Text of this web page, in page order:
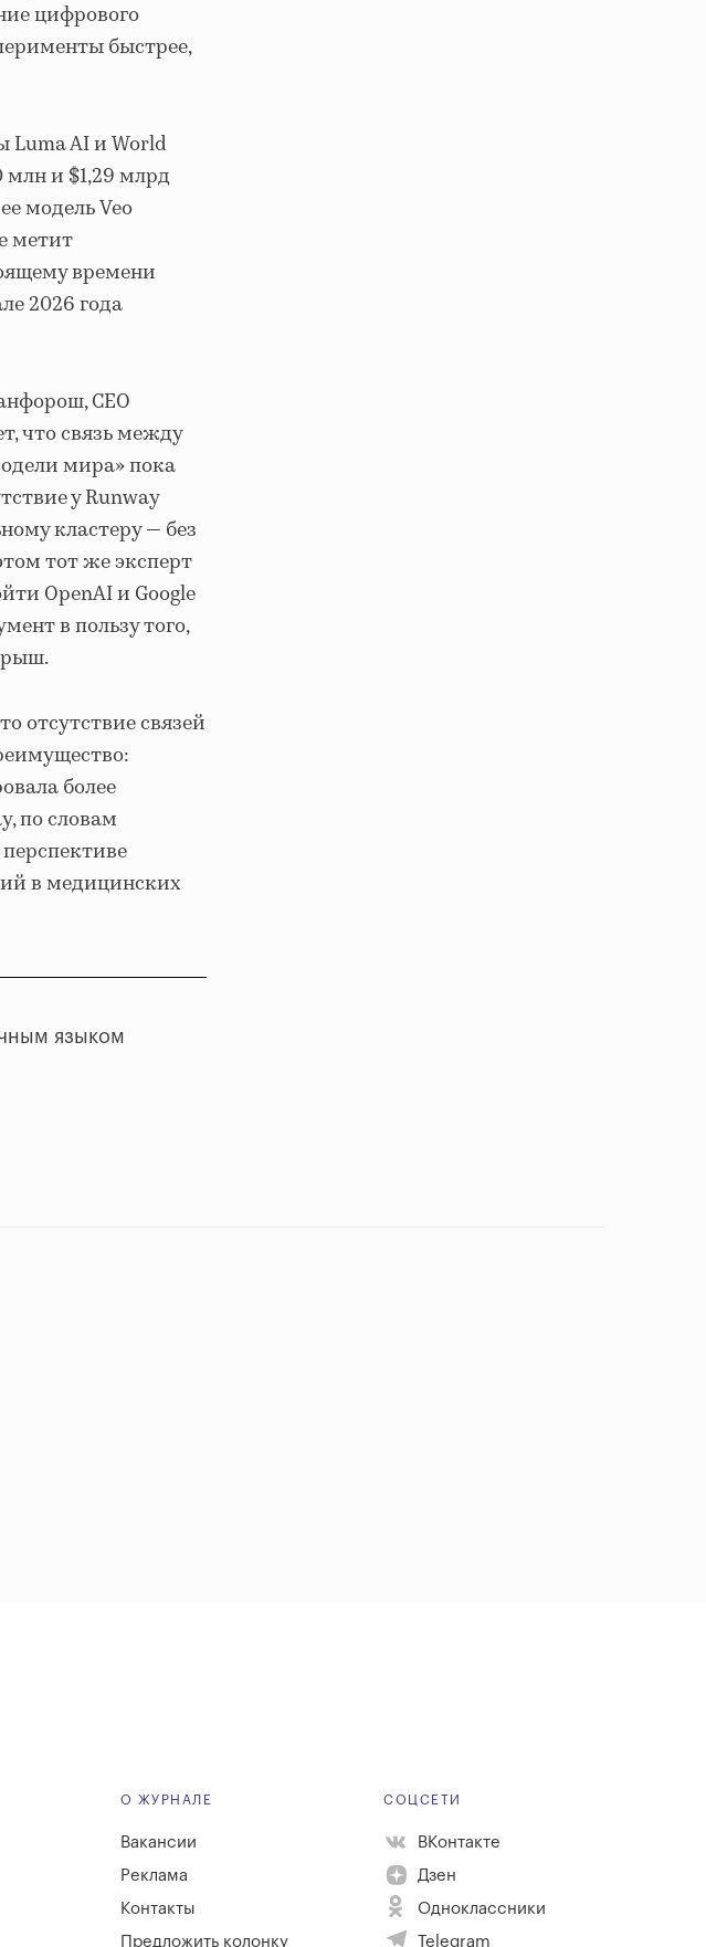
цифрового
быстрее,
Luma AI и World
и $1,29 млрд
модель Veo
метит
времени
2026 года
CEO
что связь между
мира» пока
у Runway
кластеру — без
тот же эксперт
OpenAI и Google
в пользу того,
отсутствие связей
более
по словам
в медицинских
языком
О ЖУРНАЛЕ
Вакансии
Реклама
Контакты
Предложить колонку
СОЦСЕТИ
ВКонтакте
Дзен
Одноклассники
Telegram